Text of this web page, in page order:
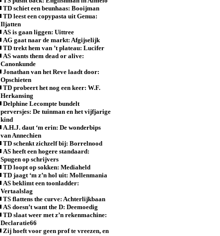
TD schiet een beunhaas: Booijman
TD leest een copypasta uit Genua:
Iljatten
AS is gaan liggen: Uittree
AG gaat naar de markt: Afgijselijk
TD trekt hem van ’t plateau: Lucifer
AS wants them dead or alive:
Canonkunde
Jonathan van het Reve laadt door:
Opschieten
TD probeert het nog een keer: W.F.
Herkansing
Delphine Lecompte bundelt
perversjes: De tuinman en het vijfjarige
kind
A.H.J. daut ‘m erin: De wonderbips
van Annechien
TD schenkt zichzelf bij: Borrelnood
AS heeft een hogere standaard:
Spugen op schrijvers
TD loopt op sokken: Mediaheld
TD jaagt ‘m z’n hol uit: Mollenmania
AS beklimt een toonladder:
Vertaalslag
TS flattens the curve: Achterlijkbaan
AS doesn’t want the D: Deemoedig
TD slaat weer met z’n rekenmachine:
Declaratie66
Zij hoeft voor geen prof te vreezen, en